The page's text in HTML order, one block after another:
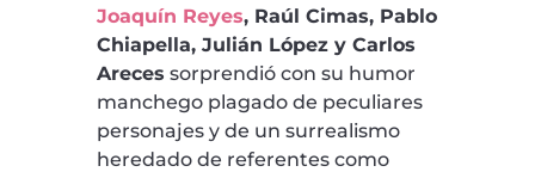
Joaquín Reyes, Raúl Cimas, Pablo
Chiapella, Julián López y Carlos
Areces sorprendió con su humor
manchego plagado de peculiares
personajes y de un surrealismo
heredado de referentes como